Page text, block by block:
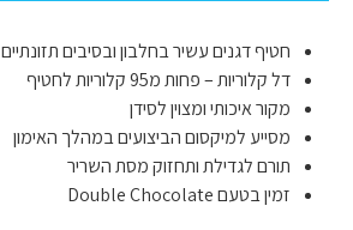
חטיף דגנים עשיר בחלבון ובסיבים תזונתיים
דל קלוריות – פחות מ95 קלוריות לחטיף
מקור איכותי ומצוין לסידן
מסייע למיקסום הביצועים במהלך האימון
תורם לגדילת ותחזוק מסת השריר
זמין בטעם Double Chocolate